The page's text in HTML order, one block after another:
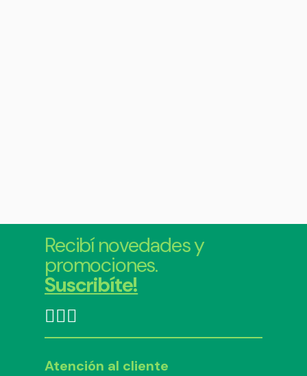
Recibí novedades y
promociones.
Suscribíte!
Atención al cliente